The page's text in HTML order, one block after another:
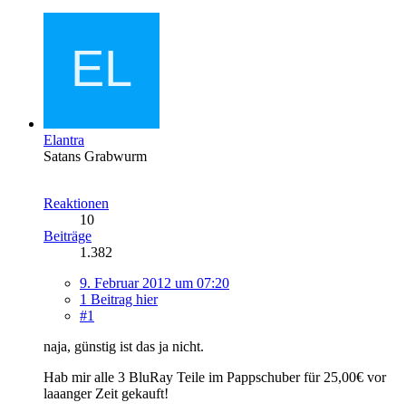
Elantra
Satans Grabwurm
Reaktionen
10
Beiträge
1.382
9. Februar 2012 um 07:20
1 Beitrag hier
#1
naja, günstig ist das ja nicht.
Hab mir alle 3 BluRay Teile im Pappschuber für 25,00€ vor
laaanger Zeit gekauft!